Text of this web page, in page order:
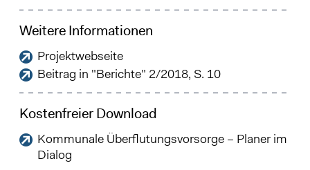
Weitere Informationen
Projektwebseite
Beitrag in "Berichte" 2/2018, S. 10
Kostenfreier Download
Kommunale Überflutungsvorsorge – Planer im
Dialog